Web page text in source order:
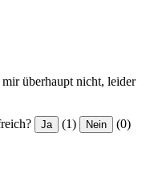
überhaupt nicht, leider
Ja (1) Nein (0)